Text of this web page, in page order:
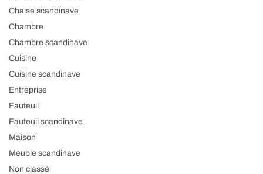
Chaise scandinave
Chambre
Chambre scandinave
Cuisine
Cuisine scandinave
Entreprise
Fauteuil
Fauteuil scandinave
Maison
Meuble scandinave
Non classé